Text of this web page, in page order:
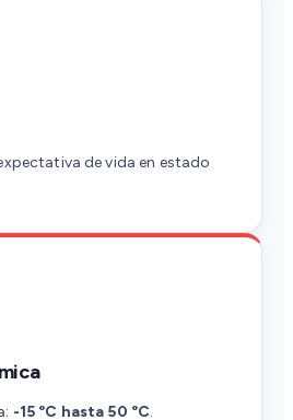
de vida en estado
-15 °C hasta 50 °C.